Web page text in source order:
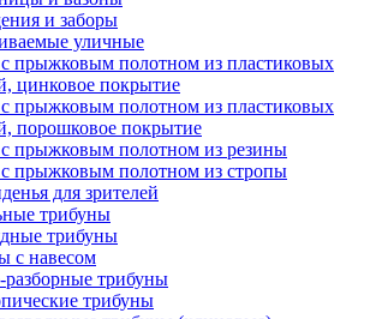
и заборы
уличные
прыжковым полотном из пластиковых
цинковое покрытие
прыжковым полотном из пластиковых
порошковое покрытие
прыжковым полотном из резины
прыжковым полотном из стропы
для зрителей
трибуны
трибуны
с навесом
трибуны
трибуны